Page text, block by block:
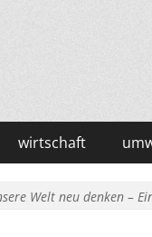
wirtschaft
Welt neu denken –